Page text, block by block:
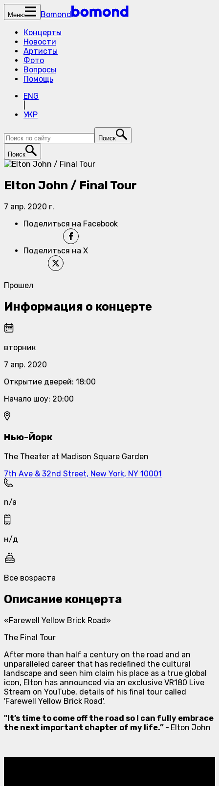
Меню
Bomond
Концерты
Новости
Артисты
Фото
Вопросы
Помощь
ENG
УКР
Поиск
Поиск
Elton John / Final Tour
7 апр. 2020 г.
Поделиться на Facebook
Поделиться на X
Прошел
Информация о концерте
вторник
7 апр. 2020
Открытие дверей: 18:00
Начало шоу: 20:00
Нью-Йорк
The Theater at Madison Square Garden
7th Ave & 32nd Street, New York, NY 10001
n/a
н/д
Все возраста
Описание концерта
«Farewell Yellow Brick Road»
The Final Tour
After more than half a century on the road and an
unparalleled career that has redefined the cultural
landscape and seen him claim his place as a true global
icon, Elton has announced via an exclusive VR180 Live
Stream on YouTube, details of his final tour called
'Farewell Yellow Brick Road'.
"It’s time to come off the road so I can fully embrace
the next important chapter of my life.” - Elton John